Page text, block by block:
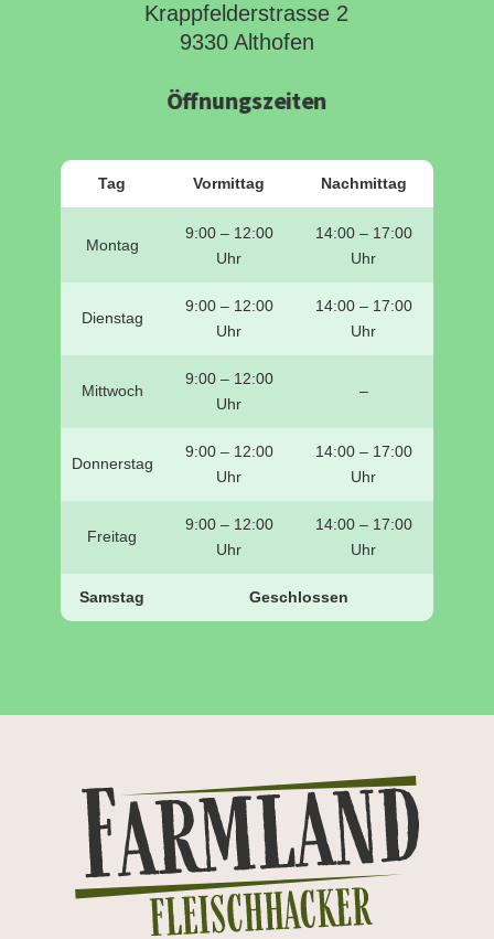
Krappfelderstrasse 2
9330 Althofen
Öffnungszeiten
Tag Vormittag Nachmittag
Montag
9:00 – 12:00
Uhr
14:00 – 17:00
Uhr
Dienstag
9:00 – 12:00
Uhr
14:00 – 17:00
Uhr
Mittwoch
9:00 – 12:00
Uhr
–
Donnerstag
9:00 – 12:00
Uhr
14:00 – 17:00
Uhr
Freitag
9:00 – 12:00
Uhr
14:00 – 17:00
Uhr
Samstag Geschlossen